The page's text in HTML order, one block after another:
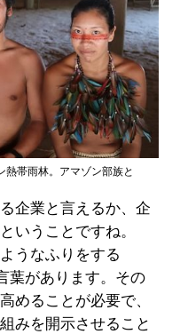
熱帯雨林。アマゾン部族と
企業と言えるか、企
いうことですね。
うなふりをする
葉があります。その
めることが必要で、
みを開示させること